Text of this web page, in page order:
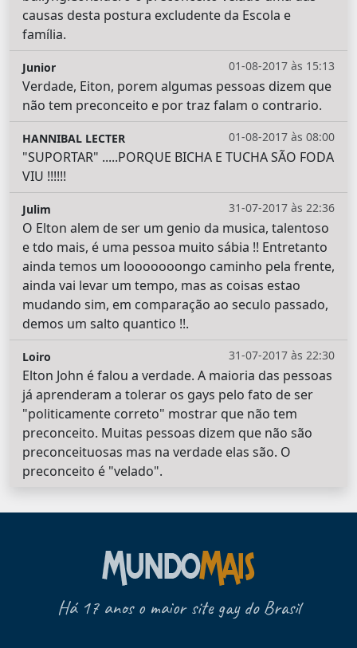
causas desta postura excludente da Escola e
família.
01-08-2017 às 15:13
Junior
Verdade, Eiton, porem algumas pessoas dizem que
não tem preconceito e por traz falam o contrario.
01-08-2017 às 08:00
HANNIBAL LECTER
"SUPORTAR" .....PORQUE BICHA E TUCHA SÃO FODA
VIU !!!!!!
31-07-2017 às 22:36
Julim
O Elton alem de ser um genio da musica, talentoso
e tdo mais, é uma pessoa muito sábia !! Entretanto
ainda temos um looooooongo caminho pela frente,
ainda vai levar um tempo, mas as coisas estao
mudando sim, em comparação ao seculo passado,
demos um salto quantico !!.
31-07-2017 às 22:30
Loiro
Elton John é falou a verdade. A maioria das pessoas
já aprenderam a tolerar os gays pelo fato de ser
"politicamente correto" mostrar que não tem
preconceito. Muitas pessoas dizem que não são
preconceituosas mas na verdade elas são. O
preconceito é "velado".
Há 17 anos o maior site gay do Brasil